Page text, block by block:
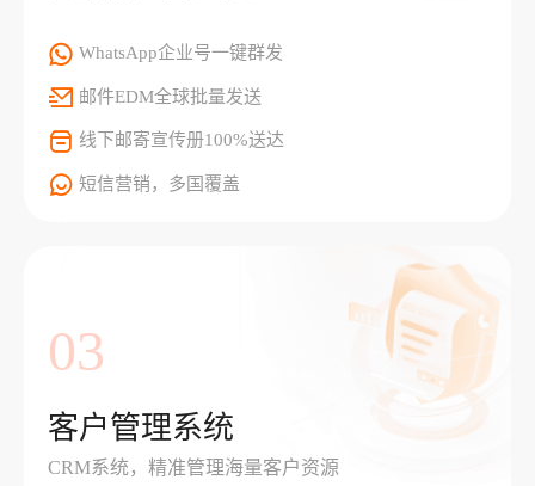
WhatsApp企业号一键群发
邮件EDM全球批量发送
线下邮寄宣传册100%送达
短信营销，多国覆盖
03
客户管理系统
CRM系统，精准管理海量客户资源